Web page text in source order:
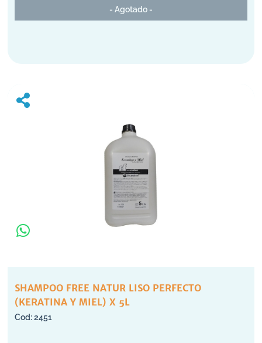
- Agotado -
SHAMPOO FREE NATUR LISO PERFECTO
(KERATINA Y MIEL) X 5L
2451